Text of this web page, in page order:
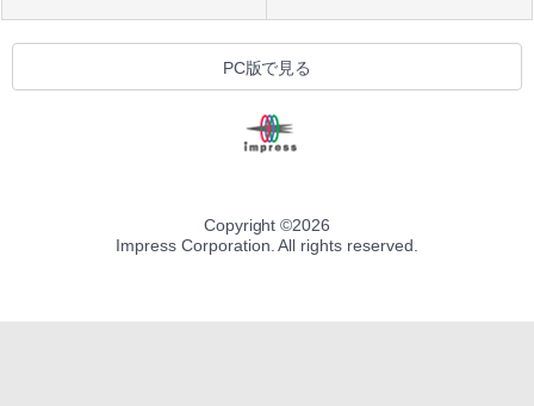
PC版で見る
Copyright ©2026
Impress Corporation. All rights reserved.